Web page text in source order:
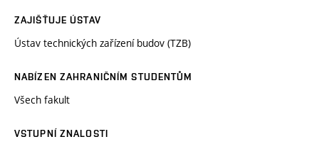
ZAJIŠŤUJE ÚSTAV
Ústav technických zařízení budov (TZB)
NABÍZEN ZAHRANIČNÍM STUDENTŮM
Všech fakult
VSTUPNÍ ZNALOSTI